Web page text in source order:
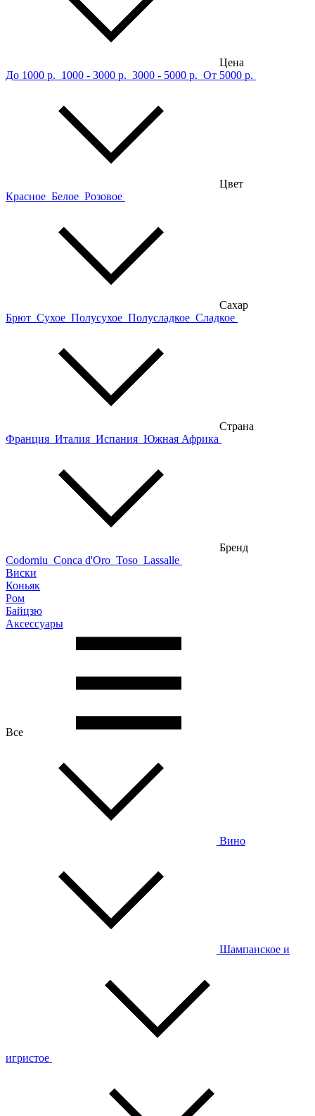
Цена
До 1000 р. 1000 - 3000 р. 3000 - 5000 р. От 5000 р.
Цвет
Красное Белое Розовое
Сахар
Брют Сухое Полусухое Полусладкое Сладкое
Страна
Франция Италия Испания Южная Африка
Бренд
Codorniu Conca d'Oro Toso Lassalle
Виски
Коньяк
Ром
Байцзю
Аксессуары
Все
Вино
Шампанское и
игристое